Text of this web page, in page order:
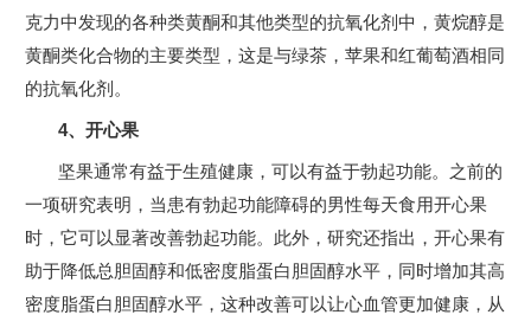
克力中发现的各种类黄酮和其他类型的抗氧化剂中，黄烷醇是
黄酮类化合物的主要类型，这是与绿茶，苹果和红葡萄酒相同
的抗氧化剂。
4、开心果
坚果通常有益于生殖健康，可以有益于勃起功能。之前的
一项研究表明，当患有勃起功能障碍的男性每天食用开心果
时，它可以显著改善勃起功能。此外，研究还指出，开心果有
助于降低总胆固醇和低密度脂蛋白胆固醇水平，同时增加其高
密度脂蛋白胆固醇水平，这种改善可以让心血管更加健康，从